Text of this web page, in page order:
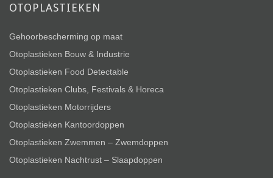
OTOPLASTIEKEN
Gehoorbescherming op maat
Otoplastieken Bouw & Industrie
Otoplastieken Food Detectable
Otoplastieken Clubs, Festivals & Horeca
Otoplastieken Motorrijders
Otoplastieken Kantoordoppen
Otoplastieken Zwemmen – Zwemdoppen
Otoplastieken Nachtrust – Slaapdoppen